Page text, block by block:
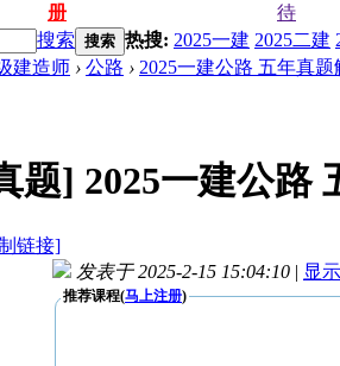
册
待
搜索 搜索 热搜: 2025一建 2025二建
建造师 › 公路 › 2025一建公路 五年真
题] 2025一建公路
链接]
发表于 2025-2-15 15:04:10 | 显
推荐课程(马上注册)